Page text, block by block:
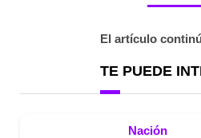
El artículo
TE PUEDE
Nación